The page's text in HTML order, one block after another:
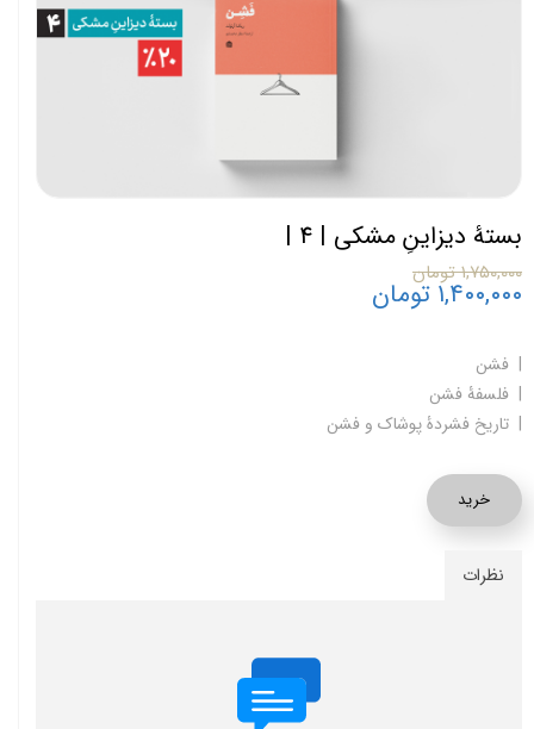
بستۀ دیزاینِ مشکی | 4 |
۱,۷۵۰,۰۰۰ تومان
۱,۴۰۰,۰۰۰ تومان
| فشن
| فلسفۀ فشن
| تاریخ فشردۀ پوشاک و فشن
خرید
نظرات